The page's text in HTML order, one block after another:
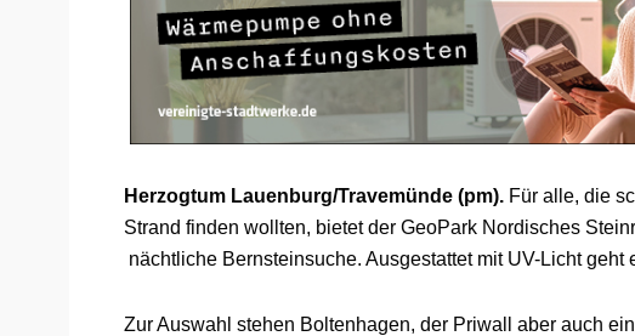
Herzogtum Lauenburg/Travemünde (pm). Für alle, die
Strand finden wollten, bietet der GeoPark Nordisches
nächtliche Bernsteinsuche. Ausgestattet mit UV-Licht geht
Zur Auswahl stehen Boltenhagen, der Priwall aber auch